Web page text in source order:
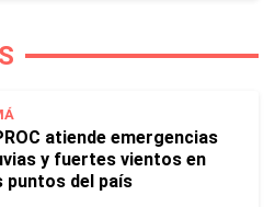
atiende emergencias
y fuertes vientos en
puntos del país